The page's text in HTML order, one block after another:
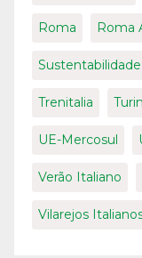
Roma Roma
Sustentabilidade
Trenitalia
UE-Mercosul
Verão Italiano
Vilarejos